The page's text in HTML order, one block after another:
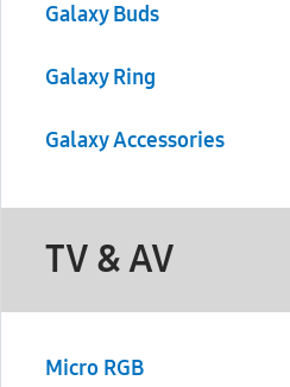
Galaxy Buds
Galaxy Ring
Galaxy Accessories
TV & AV
Micro RGB